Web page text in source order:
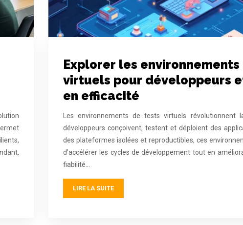
Explorer les
virtuels pour développeurs
en efficacité
Les environnements de tests virtuels révolutionnent
développeurs conçoivent, testent et déploient des
des plateformes isolées et reproductibles, ces
d’accélérer les cycles de développement tout en
fiabilité…
LIRE LA SUITE